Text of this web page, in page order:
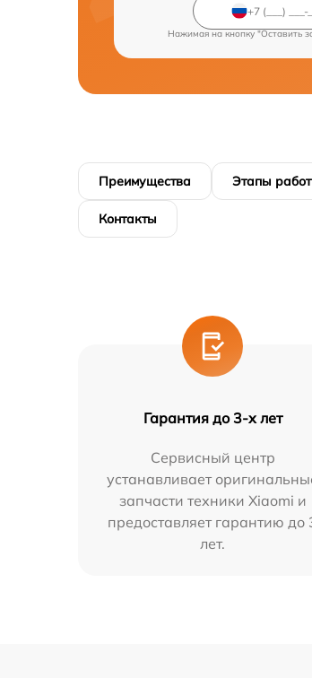
Нажимая на кнопку "Оставить
Преимущества Этапы работ
Контакты
Гарантия до 3-х лет
Сервисный центр
устанавливает
запчасти техники Xiaomi и
предоставляет гарантию до
лет.